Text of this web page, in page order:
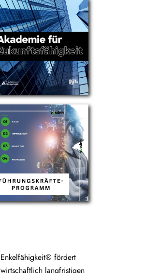
Enkelfähigkeit® fördert
wirtschaftlich langfristigen